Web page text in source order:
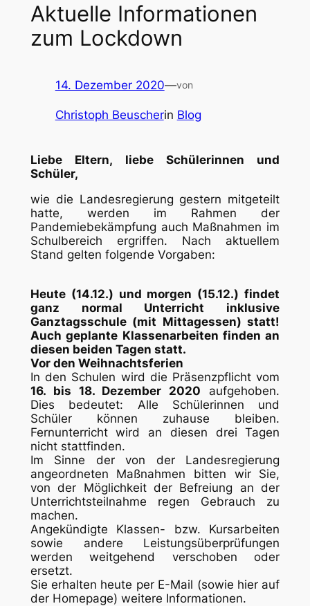
Aktuelle Informationen
zum Lockdown
14. Dezember 2020—von
Christoph Beuscherin Blog
Liebe Eltern, liebe Schülerinnen und
Schüler,
wie die Landesregierung gestern mitgeteilt
hatte, werden im Rahmen der
Pandemiebekämpfung auch Maßnahmen im
Schulbereich ergriffen. Nach aktuellem
Stand gelten folgende Vorgaben:
Heute (14.12.) und morgen (15.12.) findet
ganz normal Unterricht inklusive
Ganztagsschule (mit Mittagessen) statt!
Auch geplante Klassenarbeiten finden an
diesen beiden Tagen statt.
Vor den Weihnachtsferien
In den Schulen wird die Präsenzpflicht vom
16. bis 18. Dezember 2020 aufgehoben.
Dies bedeutet: Alle Schülerinnen und
Schüler können zuhause bleiben.
Fernunterricht wird an diesen drei Tagen
nicht stattfinden.
Im Sinne der von der Landesregierung
angeordneten Maßnahmen bitten wir Sie,
von der Möglichkeit der Befreiung an der
Unterrichtsteilnahme regen Gebrauch zu
machen.
Angekündigte Klassen- bzw. Kursarbeiten
sowie andere Leistungsüberprüfungen
werden weitgehend verschoben oder
ersetzt.
Sie erhalten heute per E-Mail (sowie hier auf
der Homepage) weitere Informationen.